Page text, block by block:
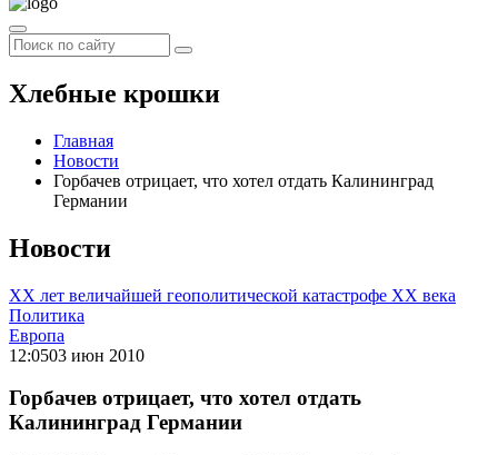
Хлебные крошки
Главная
Новости
Горбачев отрицает, что хотел отдать Калининград
Германии
Новости
ХХ лет величайшей геополитической катастрофе ХХ века
Политика
Европа
12:0503 июн 2010
Горбачев отрицает, что хотел отдать
Калининград Германии